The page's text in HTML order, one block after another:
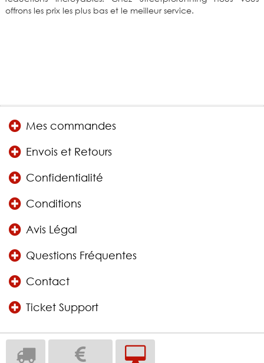
offrons les prix les plus bas et le meilleur service.
Mes commandes
Envois et Retours
Confidentialité
Conditions
Avis Légal
Questions Fréquentes
Contact
Ticket Support